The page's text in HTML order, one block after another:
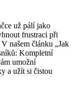
už pálí jako
‌frustraci při
našem ⁢článku⁢ „Jak
‍Kompletní
​umožní‍
a užít si čistou